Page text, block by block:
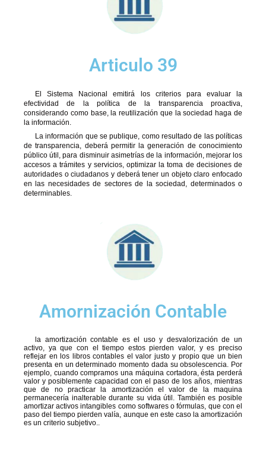
Articulo 39
El Sistema Nacional emitirá los criterios para evaluar la
efectividad de la política de la transparencia proactiva,
considerando como base, la reutilización que la sociedad haga de
la información.
La información que se publique, como resultado de las políticas
de transparencia, deberá permitir la generación de conocimiento
público útil, para disminuir asimetrías de la información, mejorar los
accesos a trámites y servicios, optimizar la toma de decisiones de
autoridades o ciudadanos y deberá tener un objeto claro enfocado
en las necesidades de sectores de la sociedad, determinados o
determinables.
Amornización Contable
la amortización contable es el uso y desvalorización de un
activo, ya que con el tiempo estos pierden valor, y es preciso
reflejar en los libros contables el valor justo y propio que un bien
presenta en un determinado momento dada su obsolescencia. Por
ejemplo, cuando compramos una máquina cortadora, ésta perderá
valor y posiblemente capacidad con el paso de los años, mientras
que de no practicar la amortización el valor de la maquina
permanecería inalterable durante su vida útil. También es posible
amortizar activos intangibles como softwares o fórmulas, que con el
paso del tiempo pierden valía, aunque en este caso la amortización
es un criterio subjetivo..